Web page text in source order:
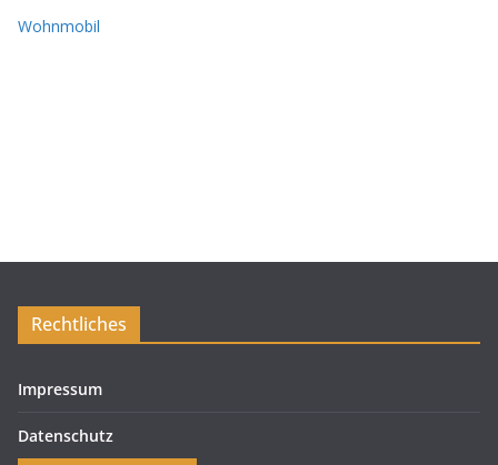
Wohnmobil
Rechtliches
Impressum
Datenschutz